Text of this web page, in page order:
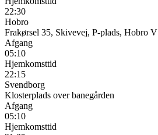
22:30
Hobro
Frakørsel 35, Skivevej, P-plads, Hobro V
Afgang
05:10
Hjemkomsttid
22:15
Svendborg
Klosterplads over banegården
Afgang
05:10
Hjemkomsttid